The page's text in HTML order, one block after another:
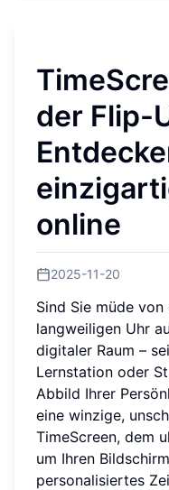
der Flip-
online
2025-11-20
Sind Sie müde
langweiligen Uhr
digitaler Raum –
Lernstation oder
Abbild Ihrer
eine winzige,
TimeScreen, dem
um Ihren
personalisiertes